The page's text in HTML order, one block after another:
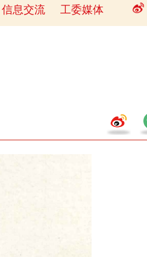
信息交流 工委媒体